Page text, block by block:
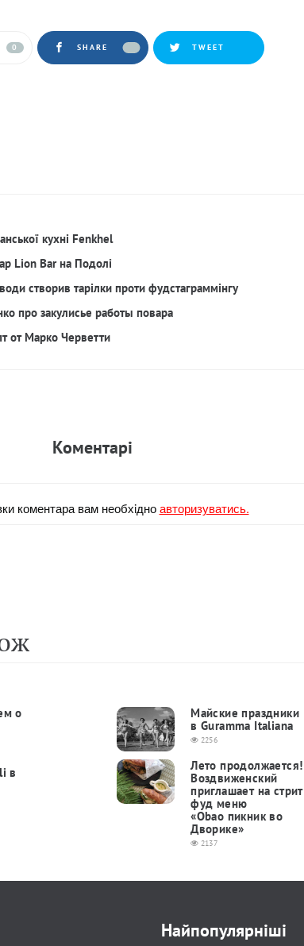
0 SHARE TWEET
кухні Fenkhel
Lion Bar на Подолі
створив тарілки проти фудстаграммінгу
про закулисье работы повара
от Марко Черветти
Коментарi
коментара вам необхiдноавторизуватись.
о
в
Майские праздники
в Guramma Italiana
2256
Лето продолжается!
Воздвиженский
приглашает на стрит
фуд меню
«Obao пикник во
Дворике»
2137
Найпопулярніші